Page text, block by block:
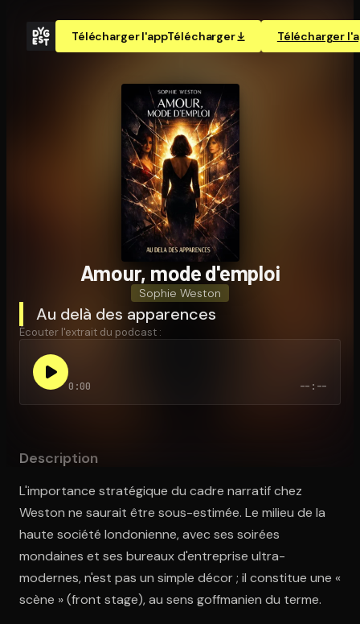
Télécharger l'appTélécharger Télécharger
Amour, mode d'emploi
Sophie Weston
Au delà des apparences
Écouter l'extrait du podcast :
0:00 --:--
Description
L'importance stratégique du cadre narratif chez
Weston ne saurait être sous-estimée. Le milieu de la
haute société londonienne, avec ses soirées
mondaines et ses bureaux d'entreprise ultra-
modernes, n'est pas un simple décor ; il constitue une «
scène » (front stage), au sens goffmanien du terme.